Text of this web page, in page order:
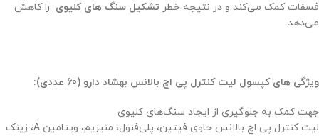
فسفات کمک می‌کند و در نتیجه خطر تشکیل سنگ های کلیوی را کاهش
می‌دهد.
ویژگی های کپسول لیت کنترل پی اچ بالانس بهشاد دارو (60 عددی):
جهت کمک به جلوگیری از ایجاد سنگ‌های کلیوی
لیت کنترل پی اچ بالانس حاوی فیتین، پلی‌فنول، منیزیم، ویتامین A، زینک